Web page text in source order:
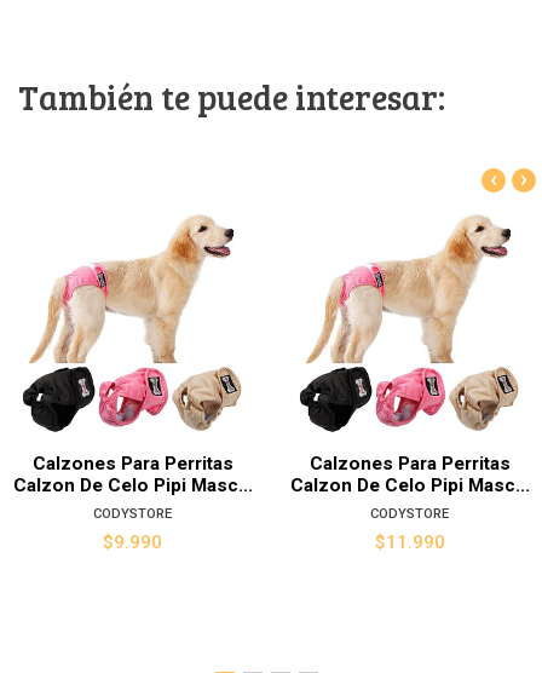
También te puede interesar:
Calzones Para Perritas
Calzon De Celo Pipi Masc...
CODYSTORE
$9.990
Calzones Para Perritas
Calzon De Celo Pipi Masc...
CODYSTORE
$11.990
‹ ›